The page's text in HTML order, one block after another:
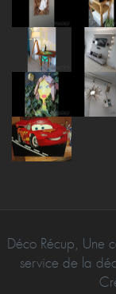
Déco Récup, Une
service de la